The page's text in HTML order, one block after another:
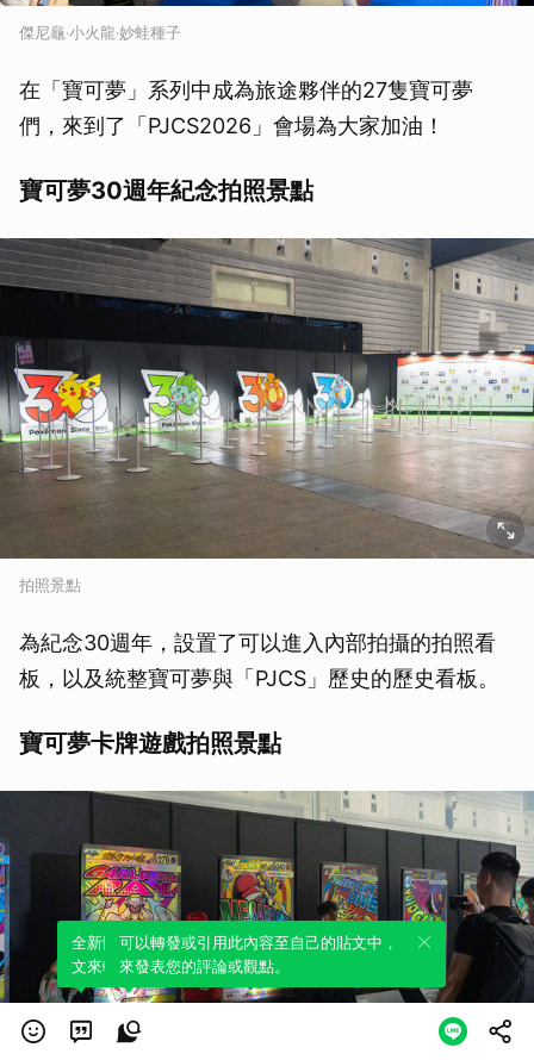
傑尼龜‧小火龍‧妙蛙種子
在「寶可夢」系列中成為旅途夥伴的27隻寶可夢
們，來到了「PJCS2026」會場為大家加油！
寶可夢30週年紀念拍照景點
拍照景點
為紀念30週年，設置了可以進入內部拍攝的拍照看
板，以及統整寶可夢與「PJCS」歷史的歷史看板。
寶可夢卡牌遊戲拍照景點
全新體驗！一鍵引用此內容，透過發布貼
文來輕鬆表達個人立場。
可以轉發或引用此內容至自己的貼文中，
來發表您的評論或觀點。